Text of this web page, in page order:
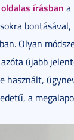
írásban a
Olyan
újabb
a